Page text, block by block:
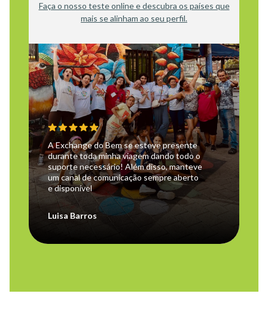
A Exchange do Bem se esteve presente
durante toda minha viagem dando todo o
suporte necessário! Além disso, manteve
um canal de comunicação sempre aberto
e disponível
Luisa Barros
Faça o nosso teste online e descubra os países que
mais se alinham ao seu perfil.